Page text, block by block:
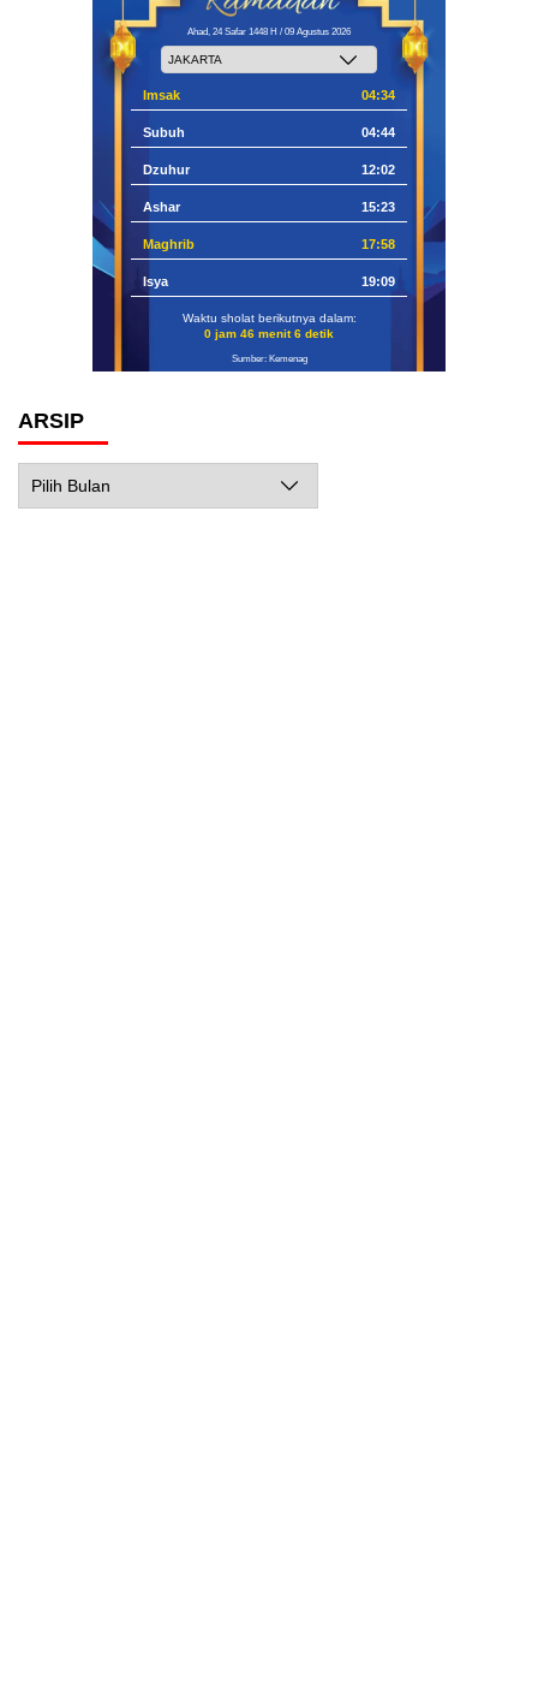
Ahad, 24 Safar 1448 H / 09 Agustus 2026
Imsak 04:34
Subuh 04:44
Dzuhur 12:02
Ashar 15:23
Maghrib 17:58
Isya 19:09
Waktu sholat berikutnya dalam:
0 jam 46 menit 5 detik
Sumber: Kemenag
ARSIP